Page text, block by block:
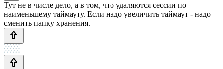
Тут не в числе дело, а в том, что удаляются сессии по
наименьшему таймауту. Если надо увеличить таймаут - надо
сменить папку хранения.